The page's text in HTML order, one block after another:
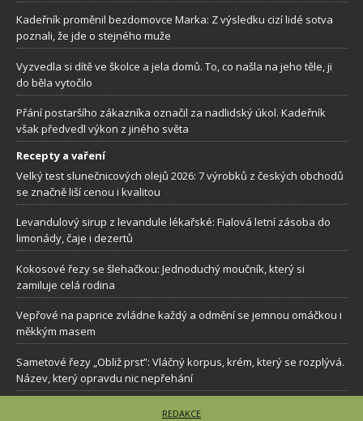
Kadeřník proměnil bezdomovce Marka: Z výsledku cizí lidé sotva
poznali, že jde o stejného muže
Vyzvedla si dítě ve školce a jela domů. To, co našla na jeho těle, ji
do běla vytočilo
Přání postaršího zákazníka označil za nadlidský úkol. Kadeřník
však předvedl výkon z jiného světa
Recepty a vaření
Velký test slunečnicových olejů 2026: 7 výrobků z českých obchodů
se značně liší cenou i kvalitou
Levandulový sirup z levandule lékařské: Fialová letní zásoba do
limonády, čaje i dezertů
Kokosové řezy se šlehačkou: Jednoduchý moučník, který si
zamiluje celá rodina
Vepřové na paprice zvládne každý a odmění se jemnou omáčkou i
měkkým masem
Sametové řezy „Obliž prst”: Vláčný korpus, krém, který se rozplývá.
Název, který opravdu nic nepřehání
REDAKCE